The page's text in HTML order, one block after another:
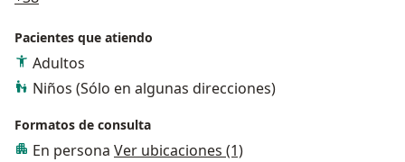
Pacientes que atiendo
Adultos
Niños (Sólo en algunas direcciones)
Formatos de consulta
En persona Ver ubicaciones (1)